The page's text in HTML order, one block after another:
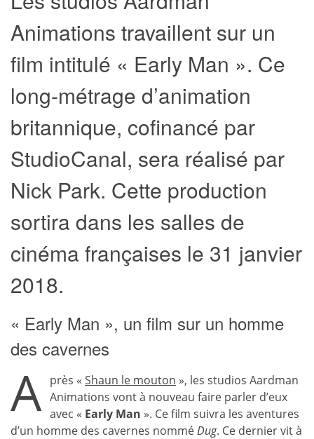
Animations travaillent sur un
film intitulé « Early Man ». Ce
long-métrage d’animation
britannique, cofinancé par
StudioCanal, sera réalisé par
Nick Park. Cette production
sortira dans les salles de
cinéma françaises le 31 janvier
2018.
« Early Man », un film sur un homme
des cavernes
A près « Shaun le mouton », les studios Aardman
Animations vont à nouveau faire parler d’eux
avec « Early Man ». Ce film suivra les aventures
d’un homme des cavernes nomméDug. Ce dernier vit à